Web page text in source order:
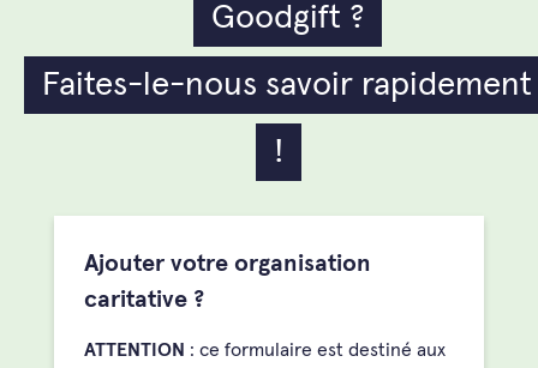
Goodgift ?
Faites-le-nous savoir rapidement
!
Ajouter votre organisation
caritative ?
ATTENTION : ce formulaire est destiné aux